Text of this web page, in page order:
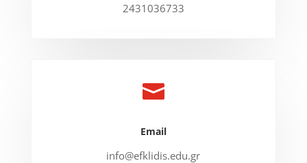
2431036733

Email
info@efklidis.edu.gr